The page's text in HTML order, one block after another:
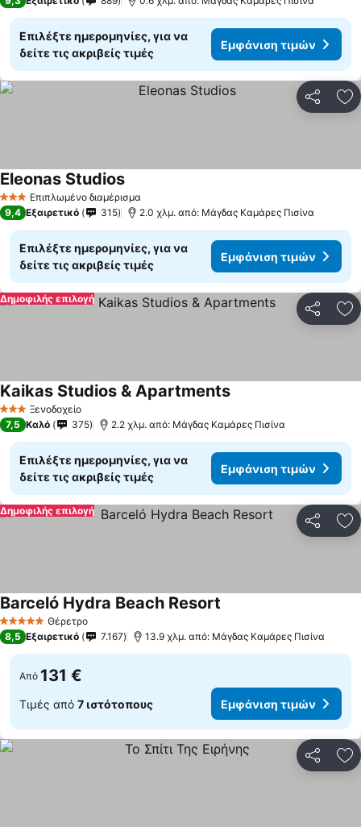
Επιλέξτε ημερομηνίες, για να
δείτε τις ακριβείς τιμές
Εμφάνιση τιμών
3 ΑστέριαΕπιπλωμένο διαμέρισμα
Eleonas StudiosΕμφάνιση τιμών
9,4 Εξαιρετικό 315 2.0 χλμ. από: Μάγδας Καμάρες Πισίνα
Επιλέξτε ημερομηνίες, για να
δείτε τις ακριβείς τιμές
Εμφάνιση τιμών
Δημοφιλής επιλογή
3 ΑστέριαΞενοδοχείο
Kaikas Studios & ApartmentsΕμφάνιση τιμών
7,5 Καλό 375 2.2 χλμ. από: Μάγδας Καμάρες Πισίνα
Επιλέξτε ημερομηνίες, για να
δείτε τις ακριβείς τιμές
Εμφάνιση τιμών
Δημοφιλής επιλογή
5 Αστέρια Θέρετρο
Barceló Hydra Beach Resort
8,5 Εξαιρετικό 7.167 13.9 χλμ. από: Μάγδας Καμάρες Πισίνα
Από 131 €
Τιμές από 7 ιστότοπους Εμφάνιση τιμών